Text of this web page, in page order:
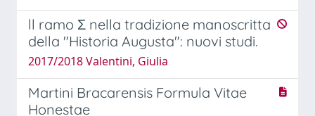
ll ramo Σ nella tradizione manoscritta
della "Historia Augusta": nuovi studi.
2017/2018 Valentini, Giulia
Martini Bracarensis Formula Vitae
Honestae